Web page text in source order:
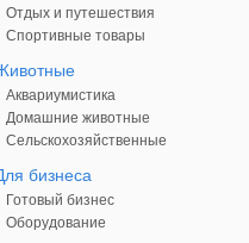
Отдых и путешествия
Спортивные товары
Аквариумистика
Домашние животные
Сельскохозяйственные
бизнеса
Готовый бизнес
Оборудование